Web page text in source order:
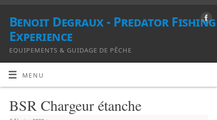
Benoit Degraux - Predator Fishing
Experience
EQUIPEMENTS & GUIDAGE DE PÊCHE
MENU
BSR Chargeur étanche